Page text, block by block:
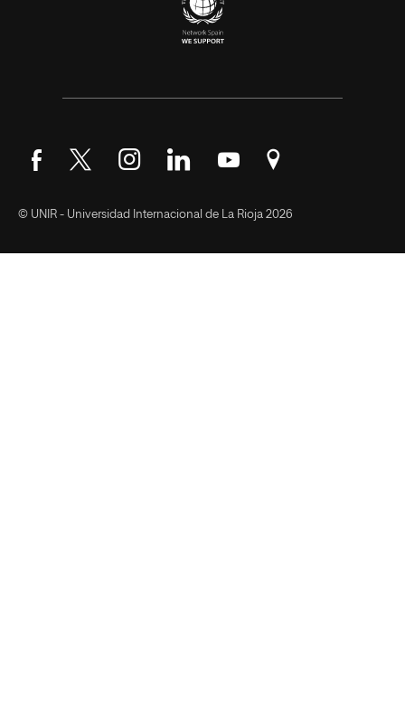
Síguenos en Facebook
Síguenos en Twitter
Síguenos en Instagram
Síguenos en LinkedIn
Síguenos en YouTube
Encuéntranos en
© UNIR - Universidad Internacional de La Rioja 2026